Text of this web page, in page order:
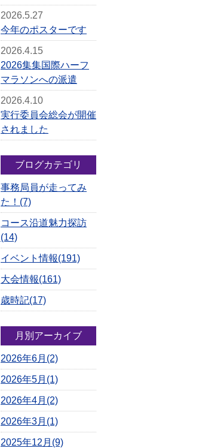
2026.5.27
今年のポスターです
2026.4.15
2026集集国際ハーフ
マラソンへの派遣
2026.4.10
実行委員会総会が開催
されました
ブログカテゴリ
事務局員が走ってみ
た！(7)
コース沿道魅力探訪
(14)
イベント情報(191)
大会情報(161)
歳時記(17)
月別アーカイブ
2026年6月(2)
2026年5月(1)
2026年4月(2)
2026年3月(1)
2025年12月(9)